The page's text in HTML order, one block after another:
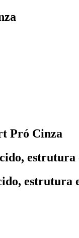
Pró Cinza
estrutura